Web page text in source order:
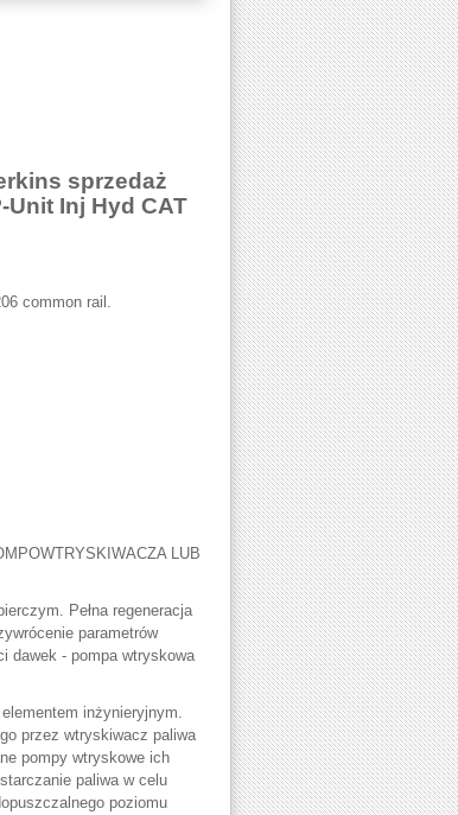
sprzedaż
Inj Hyd CAT
common rail.
LUB
Pełna regeneracja
parametrów
dawek - pompa wtryskowa
inżynieryjnym.
przez wtryskiwacz paliwa
pompy wtryskowe ich
paliwa w celu
poziomu